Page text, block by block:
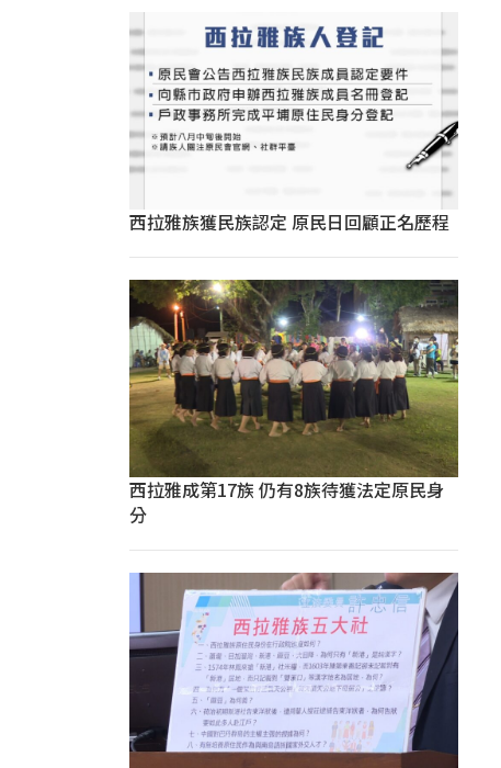
西拉雅族獲民族認定 原民日回顧正名歷程
西拉雅成第17族 仍有8族待獲法定原民身
分